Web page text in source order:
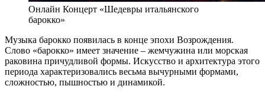
Онлайн Концерт «Шедевры итальянского
барокко»
Музыка барокко появилась в конце эпохи Возрождения.
Слово «барокко» имеет значение – жемчужина или морская
раковина причудливой формы. Искусство и архитектура этого
периода характеризовались весьма вычурными формами,
сложностью, пышностью и динамикой.